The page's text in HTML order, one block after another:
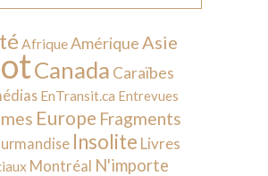
AfriqueAmérique Asie
Canada Caraïbes
EnTransit.ca Entrevues
Europe Fragments
Insolite Livres
Montréal N'importe